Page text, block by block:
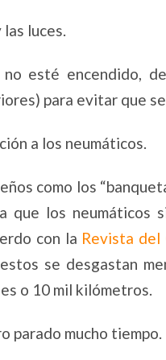
luces.
no esté encendido,
para evitar que
a los neumáticos.
como los
que los neumáticos
con la Revista del
se desgastan
o 10 mil kilómetros.
parado mucho tiempo.